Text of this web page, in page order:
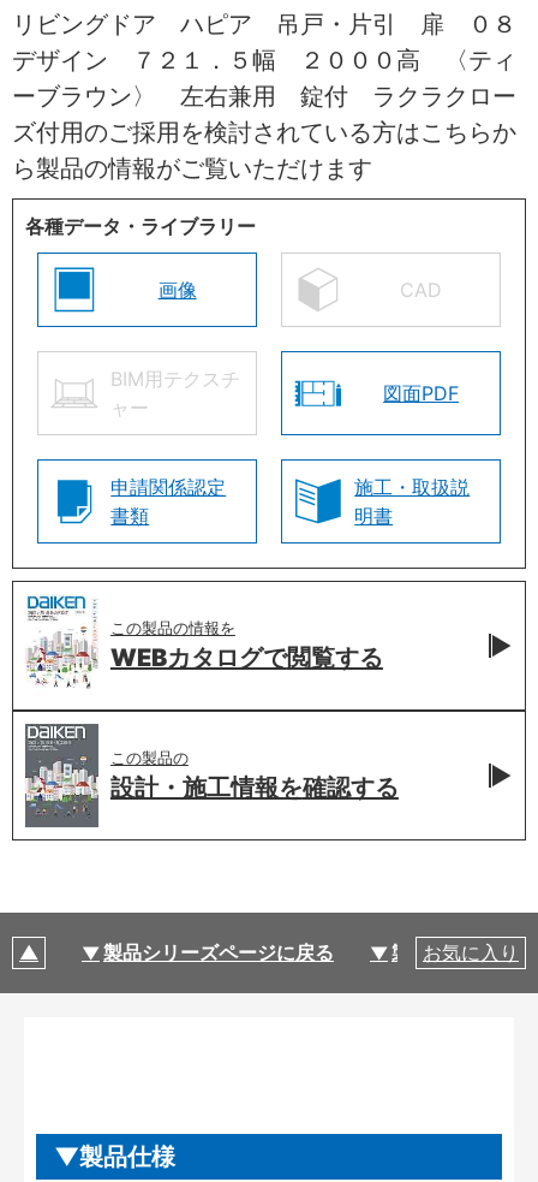
リビングドア ハピア 吊戸・片引 扉 ０８
デザイン ７２１．５幅 ２０００高 〈ティ
ーブラウン〉 左右兼用 錠付 ラクラクロー
ズ付用のご採用を検討されている方はこちらか
ら製品の情報がご覧いただけます
各種データ・ライブラリー
画像 CAD
BIM用テクスチ
ャー
図面PDF
申請関係認定
書類
施工・取扱説
明書
この製品の情報を
WEBカタログで閲覧する
この製品の
設計・施工情報を確認する
製品シリーズページに戻る 製品仕様
お気に入り
製品仕様